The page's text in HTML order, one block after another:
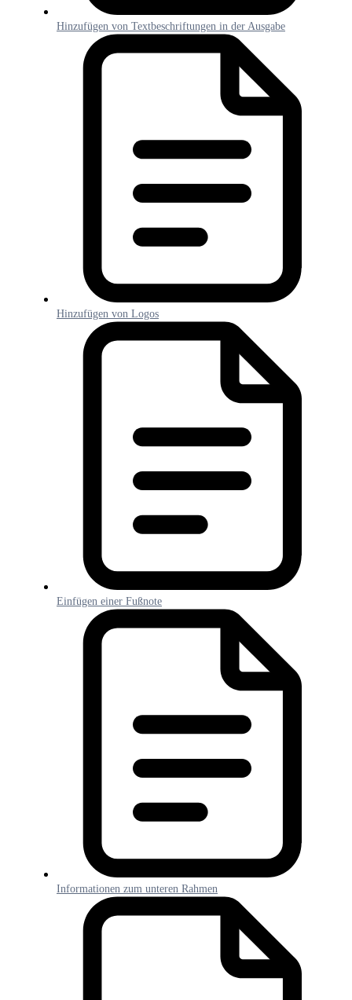
Hinzufügen von Textbeschriftungen in der Ausgabe
Hinzufügen von Logos
Einfügen einer Fußnote
Informationen zum unteren Rahmen